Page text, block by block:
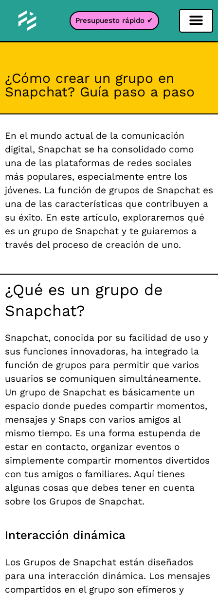
Presupuesto rápido ✔
¿Cómo crear un grupo en
Snapchat? Guía paso a paso
En el mundo actual de la comunicación
digital, Snapchat se ha consolidado como
una de las plataformas de redes sociales
más populares, especialmente entre los
jóvenes. La función de grupos de Snapchat es
una de las características que contribuyen a
su éxito. En este artículo, exploraremos qué
es un grupo de Snapchat y te guiaremos a
través del proceso de creación de uno.
¿Qué es un grupo de
Snapchat?
Snapchat, conocida por su facilidad de uso y
sus funciones innovadoras, ha integrado la
función de grupos para permitir que varios
usuarios se comuniquen simultáneamente.
Un grupo de Snapchat es básicamente un
espacio donde puedes compartir momentos,
mensajes y Snaps con varios amigos al
mismo tiempo. Es una forma estupenda de
estar en contacto, organizar eventos o
simplemente compartir momentos divertidos
con tus amigos o familiares. Aquí tienes
algunas cosas que debes tener en cuenta
sobre los Grupos de Snapchat.
Interacción dinámica
Los Grupos de Snapchat están diseñados
para una interacción dinámica. Los mensajes
compartidos en el grupo son efímeros y